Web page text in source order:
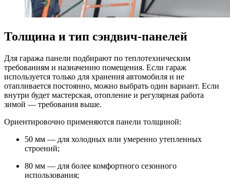
Толщина и тип сэндвич-панелей
Для гаража панели подбирают по теплотехническим
требованиям и назначению помещения. Если гараж
используется только для хранения автомобиля и не
отапливается постоянно, можно выбрать один вариант. Если
внутри будет мастерская, отопление и регулярная работа
зимой — требования выше.
Ориентировочно применяются панели толщиной:
50 мм — для холодных или умеренно утепленных
строений;
80 мм — для более комфортного сезонного
использования;